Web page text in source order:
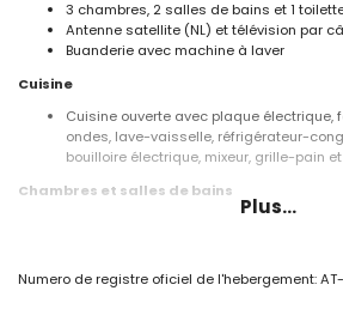
3 chambres, 2 salles de bains et 1
Antenne satellite (NL) et télévision par
Buanderie avec machine à laver
Cuisine
Cuisine ouverte avec plaque électrique,
ondes, lave-vaisselle, réfrigérateur-
bouilloire électrique, mixeur, grille-pain
Chambres et salles de bains
Salle de bains en suite avec lavabo
Plus...
Numero de registre oficiel de l'hebergement: